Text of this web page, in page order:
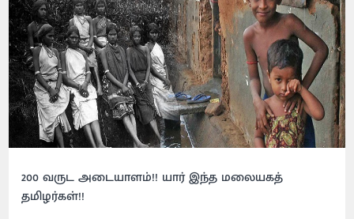
200 வருட அடையாளம்!! யார் இந்த மலையகத்
தமிழர்கள்!!